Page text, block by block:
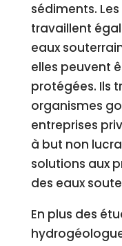
sédiments.
travaillent
eaux
elles peuvent
protégées. Ils
organismes
entreprises
à but non
solutions aux
des eaux
En plus des